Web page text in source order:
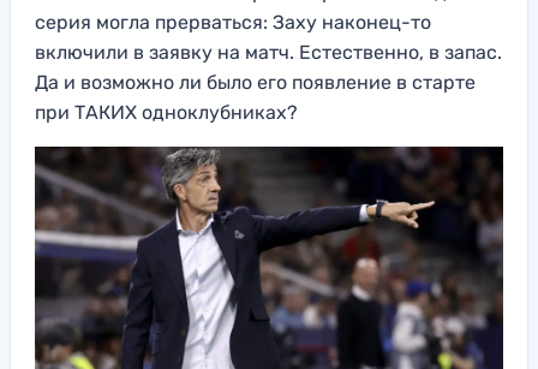
серия могла прерваться: Заху наконец-то
включили в заявку на матч. Естественно, в запас.
Да и возможно ли было его появление в старте
при ТАКИХ одноклубниках?